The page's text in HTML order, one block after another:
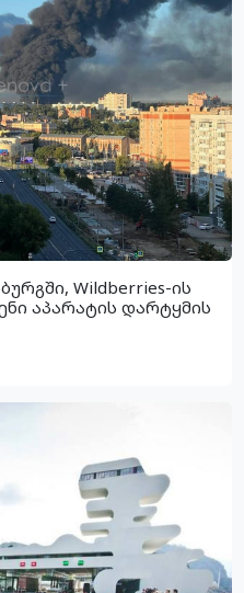
Wildberries-ის
აპარატის დარტყმის